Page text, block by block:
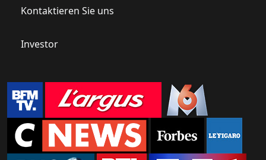
Kontaktieren Sie uns
Investor